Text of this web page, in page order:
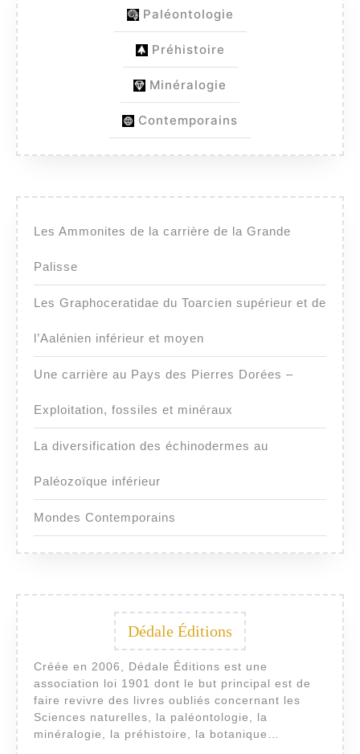
Paléontologie
Préhistoire
Minéralogie
Contemporains
Les Ammonites de la carrière de la Grande
Palisse
Les Graphoceratidae du Toarcien supérieur et de
l’Aalénien inférieur et moyen
Une carrière au Pays des Pierres Dorées –
Exploitation, fossiles et minéraux
La diversification des échinodermes au
Paléozoïque inférieur
Mondes Contemporains
Dédale Éditions
Créée en 2006, Dédale Éditions est une
association loi 1901 dont le but principal est de
faire revivre des livres oubliés concernant les
Sciences naturelles, la paléontologie, la
minéralogie, la préhistoire, la botanique…